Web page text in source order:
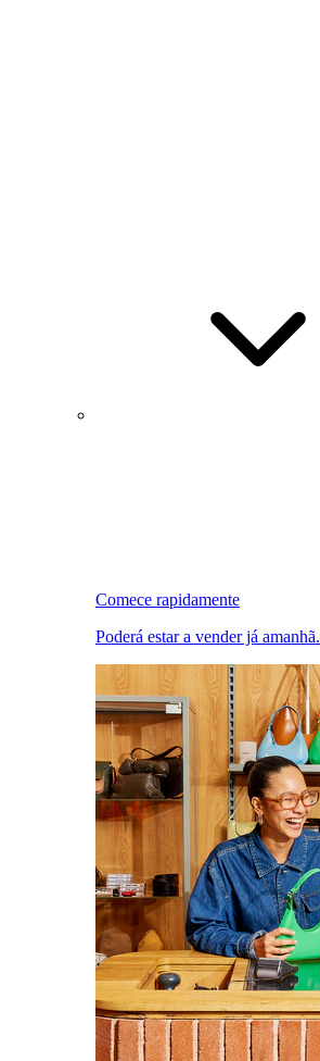
Comece rapidamente
Poderá estar a vender já amanhã.